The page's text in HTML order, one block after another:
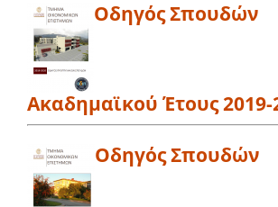
Οδηγός Σπουδών
Ακαδημαϊκού Έτους 2019-
Οδηγός Σπουδών